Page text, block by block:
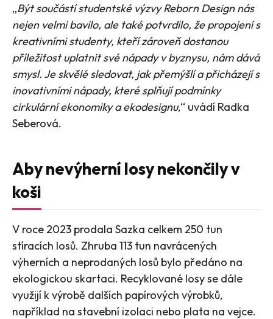
„Být součástí studentské výzvy Reborn Design nás
nejen velmi bavilo, ale také potvrdilo, že propojení s
kreativními studenty, kteří zároveň dostanou
příležitost uplatnit své nápady v byznysu, nám dává
smysl. Je skvělé sledovat, jak přemýšlí a přicházejí s
inovativními nápady, které splňují podmínky
cirkulární ekonomiky a ekodesignu,“ uvádí Radka
Seberová.
Aby nevýherní losy nekončily v
koši
V roce 2023 prodala Sazka celkem 250 tun
stíracích losů. Zhruba 113 tun navrácených
výherních a neprodaných losů bylo předáno na
ekologickou skartaci. Recyklované losy se dále
využijí k výrobě dalších papírových výrobků,
například na stavební izolaci nebo plata na vejce.